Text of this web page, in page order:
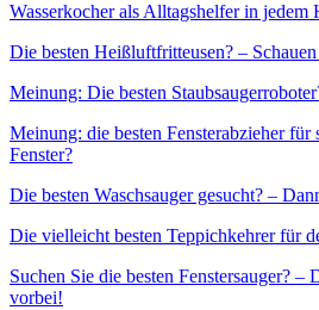
Wasserkocher als Alltagshelfer in jedem
Die besten Heißluftfritteusen? –
Meinung: Die besten
Meinung: die besten Fensterabzieher für
Fenster?
Die besten Waschsauger gesucht? –
Die vielleicht besten Teppichkehrer für
Suchen Sie die besten Fenstersauger? –
vorbei!